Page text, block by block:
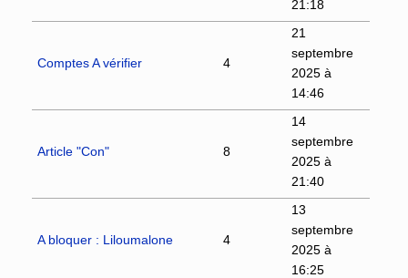
21:18
Comptes A vérifier 4
21
septembre
2025 à
14:46
Article "Con" 8
14
septembre
2025 à
21:40
A bloquer : Liloumalone 4
13
septembre
2025 à
16:25